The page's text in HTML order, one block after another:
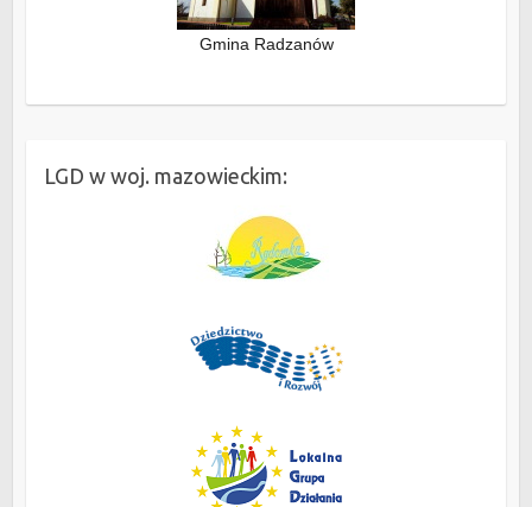
Gmina Radzanów
LGD w woj. mazowieckim: